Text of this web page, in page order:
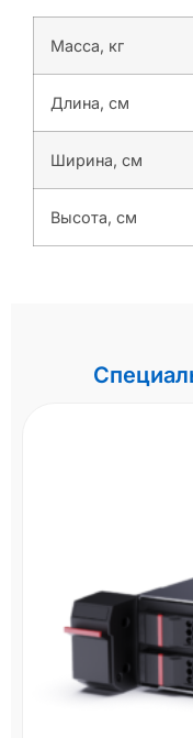
Масса, кг
Длина, см
Ширина, см
Высота, см